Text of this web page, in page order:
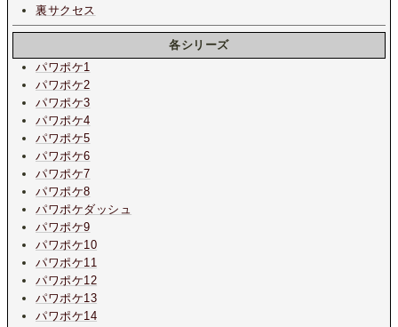
裏サクセス
各シリーズ
パワポケ1
パワポケ2
パワポケ3
パワポケ4
パワポケ5
パワポケ6
パワポケ7
パワポケ8
パワポケダッシュ
パワポケ9
パワポケ10
パワポケ11
パワポケ12
パワポケ13
パワポケ14